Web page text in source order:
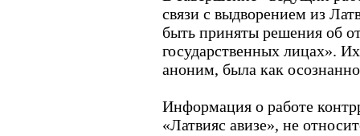
связи с выдворением из
быть приняты решения об
государственных лицах».
аноним, была как
Информация о работе
«Латвияс авизе», не